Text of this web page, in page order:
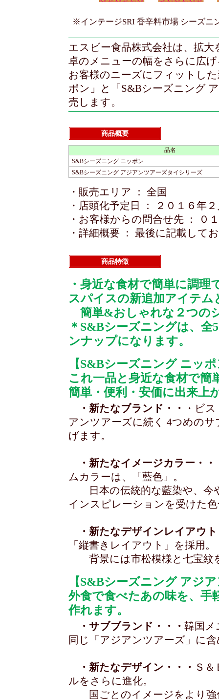
※インテージSRI 香辛料市場 シーズニ
エスビー食品株式会社は、拡
卓のメニューの幅をさらに広
お客様のニーズにフィットし
ポン」と「S&Bシーズニング
売します。
商品概要
品名
S&Bシーズニング ニッポン
S&Bシーズニング アジアンツアーズタイシリーズ
・販売エリア ： 全国
・店頭化予定日 ： ２０１６年
・お客様からの問合せ先 ： ０
・詳細概要 ： 最後に記載して
商品特徴
・身近な食材で簡単に調
スパイスの新追加アイテム
簡単&おしゃれな２つの
＊S&Bシーズニングは、
ンナップになります。
【S&Bシーズニング ニッ
これ一品と身近な食材で簡
簡単・便利・安価に出来上
・新たなブランド・・
・ビ
アンツアーズに続く 4つめの
げます。
・新たなイメージカラー・・
ムカラーは、「藍色」。
日本の伝統的な藍染や、今
インスピレーションを受けた
・新たなデザインレイアウト
「縦書きレイアウト」を採用。
背景には市松模様と七宝紋
【S&Bシーズニング アジ
外食で食べたあの味を、手
作れます。
・サブブランド・・・ 韓国メ
同じ「アジアンツアーズ」に
・新たなデザイン・・・ Ｓ
ルをさらに進化。
国ごとのイメージをより強